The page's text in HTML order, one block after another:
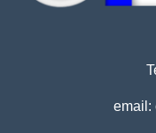
email: